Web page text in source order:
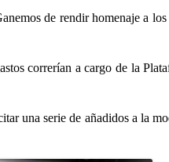
de rendir homenaje a
correrían a cargo de la
una serie de añadidos a la